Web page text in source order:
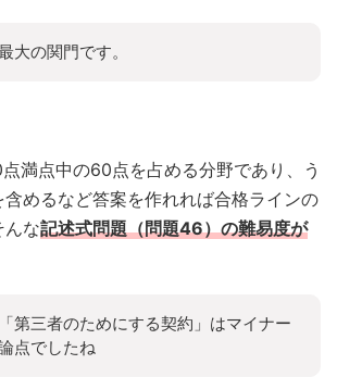
大の関門です。
満点中の60点を占める分野であり、う
含めるなど答案を作れれば合格ラインの
んな記述式問題（問題46）の難易度が
「第三者のためにする契約」はマイナー
点でしたね